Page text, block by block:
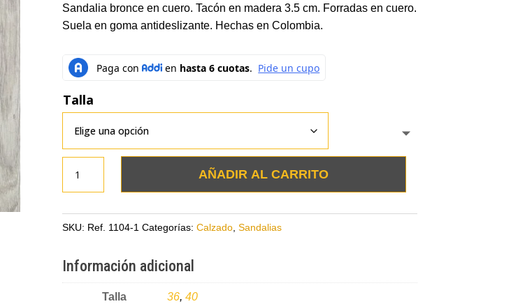
Sandalia bronce en cuero. Tacón en madera 3.5 cm. Forradas en cuero.
Suela en goma antideslizante. Hechas en Colombia.
Talla
bronce
cuero
AÑADIR AL CARRITO
SKU: Ref. 1104-1 Categorías: Calzado, Sandalias
Información adicional
Talla 36, 40